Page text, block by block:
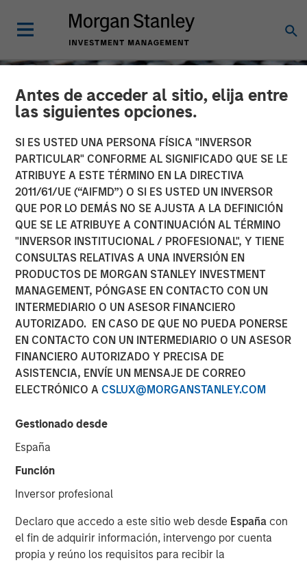
Antes de acceder al sitio, elija entre
las siguientes opciones.
SI ES USTED UNA PERSONA FÍSICA "INVERSOR
PARTICULAR" CONFORME AL SIGNIFICADO QUE SE LE
ATRIBUYE A ESTE TÉRMINO EN LA DIRECTIVA
2011/61/UE (“AIFMD”) O SI ES USTED UN INVERSOR
QUE POR LO DEMÁS NO SE AJUSTA A LA DEFINICIÓN
QUE SE LE ATRIBUYE A CONTINUACIÓN AL TÉRMINO
"INVERSOR INSTITUCIONAL / PROFESIONAL", Y TIENE
CONSULTAS RELATIVAS A UNA INVERSIÓN EN
PRODUCTOS DE MORGAN STANLEY INVESTMENT
MANAGEMENT, PÓNGASE EN CONTACTO CON UN
INTERMEDIARIO O UN ASESOR FINANCIERO
AUTORIZADO. EN CASO DE QUE NO PUEDA PONERSE
EN CONTACTO CON UN INTERMEDIARIO O UN ASESOR
FINANCIERO AUTORIZADO Y PRECISA DE
ASISTENCIA, ENVÍE UN MENSAJE DE CORREO
ELECTRÓNICO A CSLUX@MORGANSTANLEY.COM
Gestionado desde
España
Función
Inversor profesional
Declaro que accedo a este sitio web desde España con
el fin de adquirir información, intervengo por cuenta
propia y reúno los requisitos para recibir la
CONSILIENT OBSERVER INSIGHTS
Underestimating the Red
Queen
28 ENERO 2022
Michael Mauboussin
Dan Callahan, CFA